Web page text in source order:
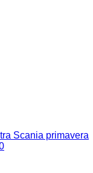
Scania primavera